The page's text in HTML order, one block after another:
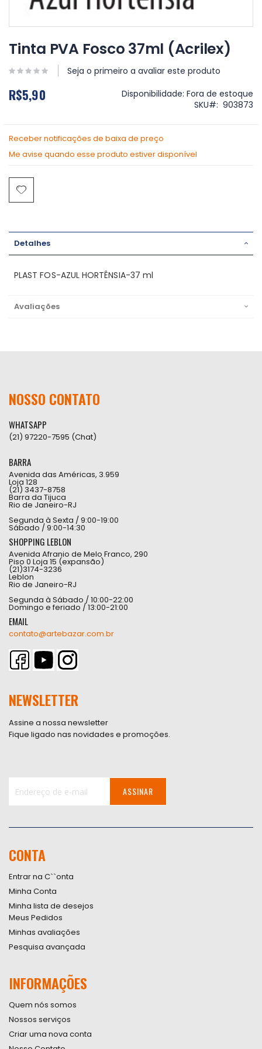
para
o
da
de
Tinta PVA Fosco 37ml (Acrilex)
Seja o primeiro a avaliar este produto
R$5,90 Disponibilidade: Fora de estoque
SKU
903873
Receber notificações de baixa de preço
Me avise quando esse produto estiver disponível
Detalhes
PLAST FOS-AZUL HORTÊNSIA-37 ml
Avaliações
NOSSO CONTATO
WHATSAPP
(21) 97220-7595 (Chat)
BARRA
Avenida das Américas, 3.959
Loja 128
(21) 3437-8758
Barra da Tijuca
Rio de Janeiro-RJ
Segunda à Sexta / 9:00-19:00
Sábado / 9:00-14:30
SHOPPING LEBLON
Avenida Afranio de Melo Franco, 290
Piso 0 Loja 15 (expansão)
(21)3174-3236
Leblon
Rio de Janeiro-RJ
Segunda à Sábado / 10:00-22:00
Domingo e feriado / 13:00-21:00
EMAIL
contato@artebazar.com.br
NEWSLETTER
Assine a nossa newsletter
Fique ligado nas novidades e promoções.
Newsletter:
ASSINAR
CONTA
Entrar na C``onta
Minha Conta
Minha lista de desejos
Meus Pedidos
Minhas avaliações
Pesquisa avançada
INFORMAÇÕES
Quem nós somos
Nossos serviços
Criar uma nova conta